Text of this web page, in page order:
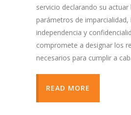
servicio declarando su
parámetros de imparcialidad,
independencia y
compromete a designar los
necesarios para cumplir a
READ MORE